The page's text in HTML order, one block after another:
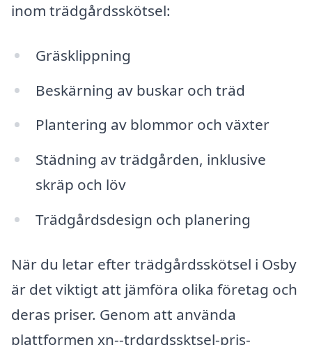
inom trädgårdsskötsel:
Gräsklippning
Beskärning av buskar och träd
Plantering av blommor och växter
Städning av trädgården, inklusive
skräp och löv
Trädgårdsdesign och planering
När du letar efter trädgårdsskötsel i Osby
är det viktigt att jämföra olika företag och
deras priser. Genom att använda
plattformen xn--trdgrdssktsel-pris-